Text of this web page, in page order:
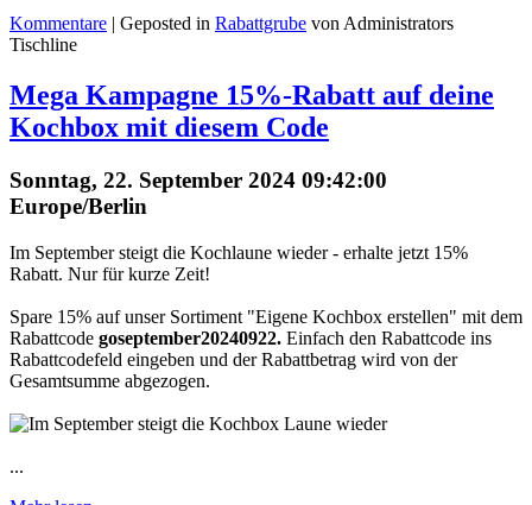
Kommentare | Geposted in Rabattgrube von Administrators
Tischline
Mega Kampagne 15%-Rabatt auf deine
Kochbox mit diesem Code
Sonntag, 22. September 2024 09:42:00
Europe/Berlin
Im September steigt die Kochlaune wieder - erhalte jetzt 15%
Rabatt. Nur für kurze Zeit!
Spare 15% auf unser Sortiment "Eigene Kochbox erstellen" mit dem
Rabattcode goseptember20240922. Einfach den Rabattcode ins
Rabattcodefeld eingeben und der Rabattbetrag wird von der
Gesamtsumme abgezogen.
...